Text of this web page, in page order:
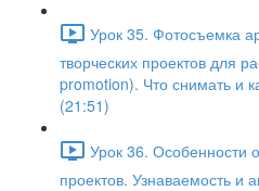
Урок 35. Фотосъемка
творческих проектов для
promotion). Что снимать и
(21:51)
Урок 36. Особенности
проектов. Узнаваемость и